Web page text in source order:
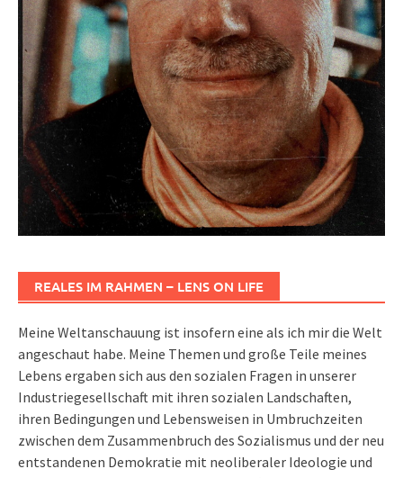
REALES IM RAHMEN – LENS ON LIFE
Meine Weltanschauung ist insofern eine als ich mir die Welt
angeschaut habe. Meine Themen und große Teile meines
Lebens ergaben sich aus den sozialen Fragen in unserer
Industriegesellschaft mit ihren sozialen Landschaften,
ihren Bedingungen und Lebensweisen in Umbruchzeiten
zwischen dem Zusammenbruch des Sozialismus und der neu
entstandenen Demokratie mit neoliberaler Ideologie und